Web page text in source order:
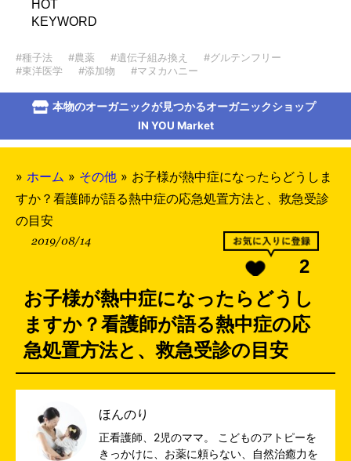
HOT
KEYWORD
#種子法 #農薬 #遺伝子組み換え
#グルテンフリー
#東洋医学
#添加物 #マヌカハニー
本物のオーガニックが見つかるオーガニックショップ
IN YOU Market
» ホーム » その他 » お子様が熱中症になったらどうしま
すか？看護師が語る熱中症の応急処置方法と、救急受診
の目安
2019/08/14
2
お子様が熱中症になったらどうし
ますか？看護師が語る熱中症の応
急処置方法と、救急受診の目安
ほんのり
正看護師、2児のママ。 こどものアトピーを
きっかけに、お薬に頼らない、自然治癒力を